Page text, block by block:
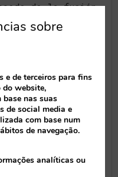
de la fusión
de la paz y la
lugares, de sus
sus pintorescos
es la
y alcanzó
la Edad Media;
los Cónsules
que hacen de
sobre
e de terceiros para fins
website,
nas suas
de social media e
com base num
de navegação.
analíticas ou